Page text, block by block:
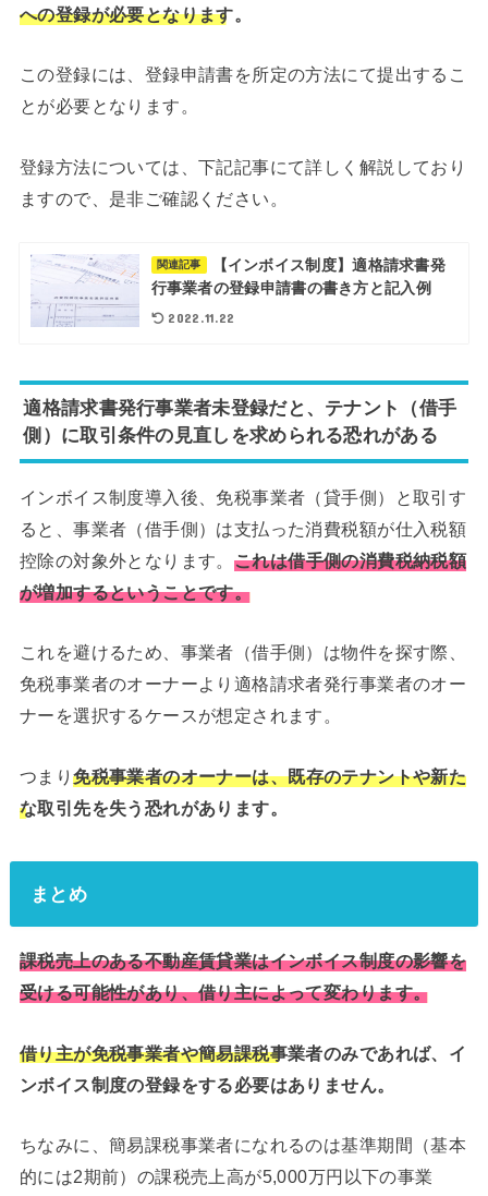
への登録が必要となります。
この登録には、登録申請書を所定の方法にて提出するこ
とが必要となります。
登録方法については、下記記事にて詳しく解説しており
ますので、是非ご確認ください。
関連記事
【インボイス制度】適格請求書発
行事業者の登録申請書の書き方と記入例
2022.11.22
適格請求書発行事業者未登録だと、テナント（借手
側）に取引条件の見直しを求められる恐れがある
インボイス制度導入後、免税事業者（貸手側）と取引す
ると、事業者（借手側）は支払った消費税額が仕入税額
控除の対象外となります。 これは借手側の消費税納税額
が増加するということです。
これを避けるため、事業者（借手側）は物件を探す際、
免税事業者のオーナーより適格請求者発行事業者のオー
ナーを選択するケースが想定されます。
つまり免税事業者のオーナーは、既存のテナントや新た
な取引先を失う恐れがあります。
まとめ
課税売上のある不動産賃貸業はインボイス制度の影響を
受ける可能性があり、借り主によって変わります。
借り主が免税事業者や簡易課税事業者のみであれば、イ
ンボイス制度の登録をする必要はありません。
ちなみに、簡易課税事業者になれるのは基準期間（基本
的には2期前）の課税売上高が5,000万円以下の事業